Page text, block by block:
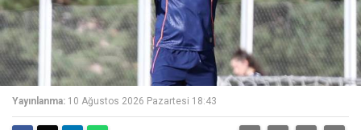
Yayınlanma: 10 Ağustos 2026 Pazartesi 18:43